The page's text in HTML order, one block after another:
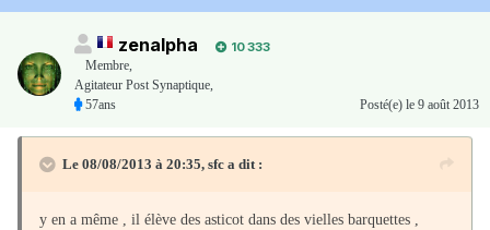
zenalpha
10 333
Membre,
Agitateur Post Synaptique,
57ans
Posté(e) le 9 août 2013
Le 08/08/2013 à 20:35, sfc a dit :
y en a même , il élève des asticot dans des vielles barquettes ,